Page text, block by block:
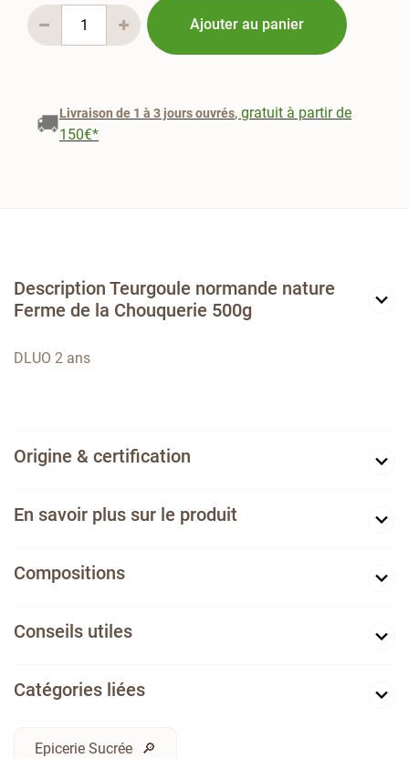
Ajouter au panier
🚚Livraison de 1 à 3 jours ouvrés, gratuit à partir de
150€*
Description Teurgoule normande nature
Ferme de la Chouquerie 500g
DLUO 2 ans
Origine & certification
En savoir plus sur le produit
Compositions
Conseils utiles
Catégories liées
Epicerie Sucrée